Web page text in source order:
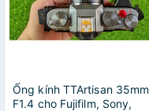
Ống kính TTArtisan 35mm
F1.4 cho Fujifilm, Sony,